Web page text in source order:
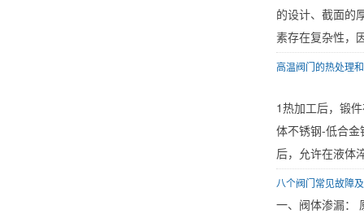
的设计、截面的
素存在复杂性，
高温阀门的热处理
1热加工后，锻
体不锈钢-低合
后，允许在液体
八个阀门常见故障
一、阀体渗漏：